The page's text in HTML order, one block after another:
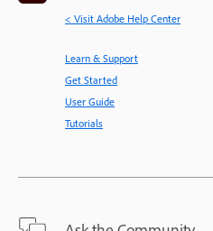
< Visit Adobe Help Center
Learn & Support
Get Started
User Guide
Tutorials